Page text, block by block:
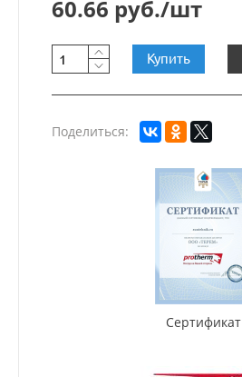
60.66 руб./шт
Купить
Поделиться:
Сертификат